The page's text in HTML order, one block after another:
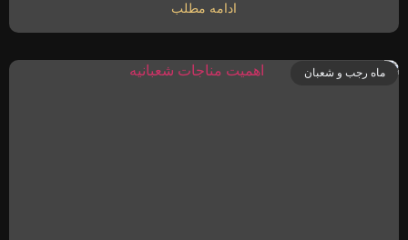
ادامه مطلب
ماه رجب و شعبان